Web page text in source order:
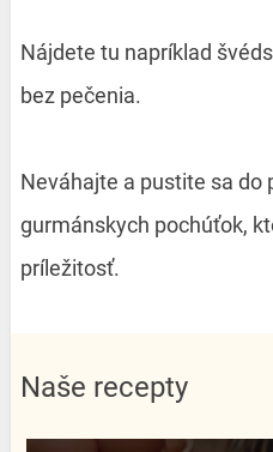
Nájdete tu napríklad
bez pečenia.
Neváhajte a pustite sa do
gurmánskych pochúťok,
príležitosť.
Naše recepty